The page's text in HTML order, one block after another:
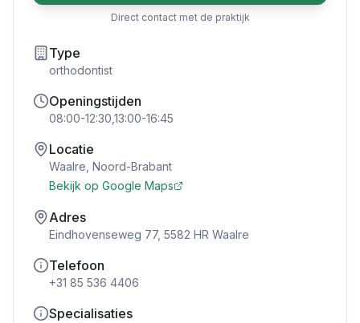
Direct contact met de praktijk
Type
orthodontist
Openingstijden
08:00-12:30,13:00-16:45
Locatie
Waalre Noord-Brabant
Bekijk op Google Maps
Adres
Eindhovenseweg 77, 5582 HR Waalre
Telefoon
+31 85 536 4406
Specialisaties